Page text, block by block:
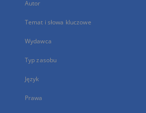
Autor
Temat i słowa kluczowe
Wydawca
Typ zasobu
Język
Prawa